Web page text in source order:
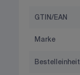
GTIN/EAN
Marke
Bestelleinheit